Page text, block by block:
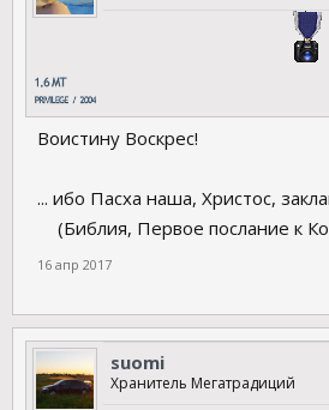
Воистину Воскрес!
... ибо Пасха наша, Христос,
(Библия, Первое послание к
16 апр 2017
suomi
Хранитель Мегатрадиций